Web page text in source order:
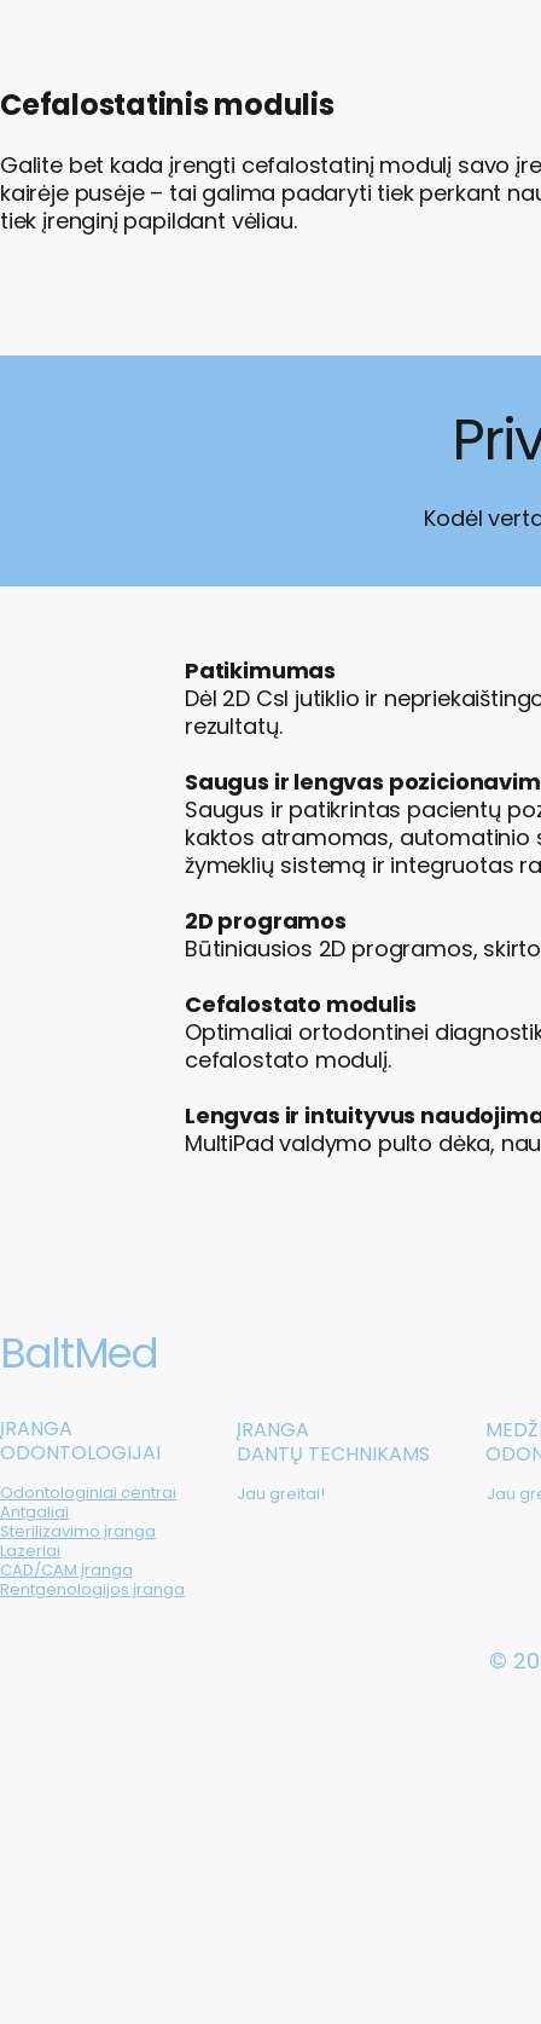
Cefalostatinis modulis
Galite bet kada įrengti cefalostatinį modulį savo
kairėje pusėje – tai galima padaryti tiek perkant
tiek įrenginį papildant vėliau.
Kodėl
Patikimumas
Dėl 2D CsI jutiklio ir
rezultatų.
Saugus ir lengvas
Saugus ir patikrintas pacientų
kaktos atramomas, automatinio
žymeklių sistemą ir integruotas
2D programos
Būtiniausios 2D programos,
Cefalostato modulis
Optimaliai ortodontinei
cefalostato modulį.
Lengvas ir intuityvus
MultiPad valdymo pulto dėka,
BaltMed
ĮRANGA
ODONTOLOGIJAI
Odontologiniai centrai
Antgaliai
Sterilizavimo įranga
Lazeriai
CAD/CAM įranga
Rentgenologijos įranga
ĮRANGA
DANTŲ TECHNIKAMS
Jau greitai! Jau
©